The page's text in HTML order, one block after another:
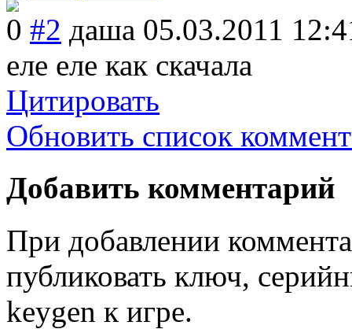
0 #2 даша 05.03.2011
еле еле как скачала
Цитировать
Обновить список
Добавить комментарий
При добавлении
публиковать ключ,
keygen к игре.